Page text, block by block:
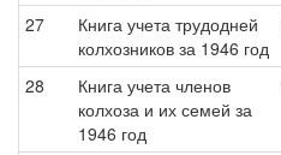
27
Книга учета трудодней
колхозников за 1946 год
28
Книга учета членов
колхоза и их семей за
1946 год